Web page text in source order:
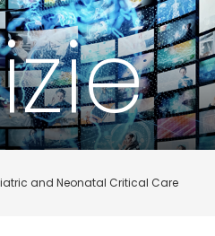
Français
English
Français
Malaysia
Mexico
Nederlands
Norway
Portugal
Sweden
and Neonatal Critical Care